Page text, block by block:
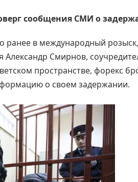
сообщения СМИ о
ранее в международный
Александр Смирнов,
пространстве, форекс
о своем задержании.